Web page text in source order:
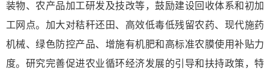
装物、农产品加工研发及技改等，鼓励建设回收体系和初加
工网点。加大对秸秆还田、高效低毒低残留农药、现代施药
机械、绿色防控产品、增施有机肥和高标准农膜使用补贴力
度。研究完善促进农业循环经济发展的引导和扶持政策，特